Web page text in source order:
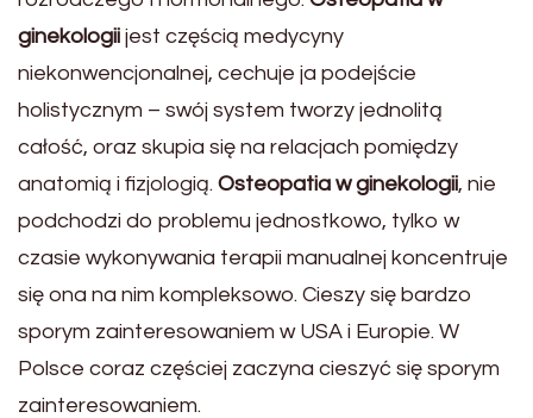
ginekologii jest częścią medycyny
niekonwencjonalnej, cechuje ja podejście
holistycznym – swój system tworzy jednolitą
całość, oraz skupia się na relacjach pomiędzy
anatomią i fizjologią. Osteopatia w ginekologii, nie
podchodzi do problemu jednostkowo, tylko w
czasie wykonywania terapii manualnej koncentruje
się ona na nim kompleksowo. Cieszy się bardzo
sporym zainteresowaniem w USA i Europie. W
Polsce coraz częściej zaczyna cieszyć się sporym
zainteresowaniem.